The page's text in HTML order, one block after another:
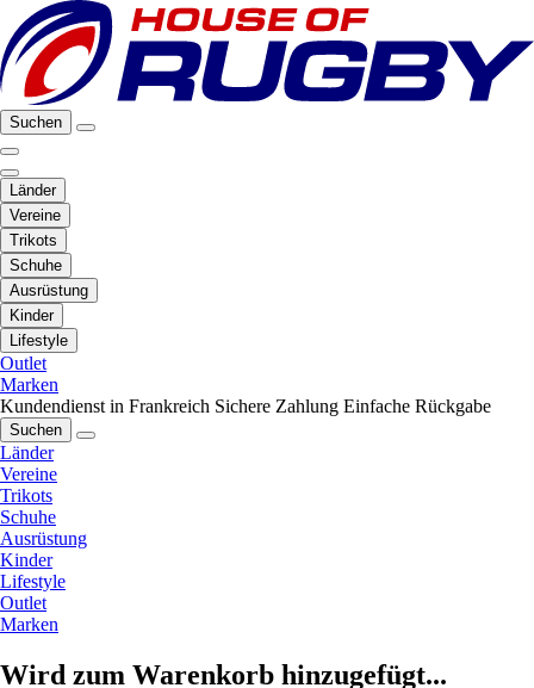
Suchen
Länder
Vereine
Trikots
Schuhe
Ausrüstung
Kinder
Lifestyle
Outlet
Marken
Kundendienst in Frankreich Sichere Zahlung Einfache Rückgabe
Suchen
Länder
Vereine
Trikots
Schuhe
Ausrüstung
Kinder
Lifestyle
Outlet
Marken
Wird zum Warenkorb hinzugefügt...